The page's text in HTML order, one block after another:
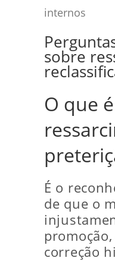
internos
sobre
O que
É o
de que o
correção